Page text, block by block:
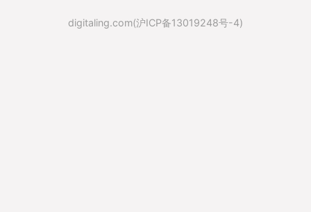
digitaling.com(沪ICP备13019248号-4)